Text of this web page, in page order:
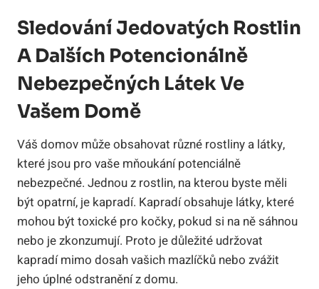
Sledování Jedovatých Rostlin
A Dalších Potencionálně
Nebezpečných Látek Ve
Vašem Domě
Váš domov může obsahovat různé rostliny a látky,
které jsou pro vaše mňoukání potenciálně
nebezpečné. Jednou z rostlin, na kterou byste měli
být opatrní, je kapradí. Kapradí obsahuje látky, které
mohou být toxické pro kočky, pokud si na ně sáhnou
nebo je zkonzumují. Proto je důležité udržovat
kapradí mimo dosah vašich mazlíčků nebo zvážit
jeho úplné odstranění z domu.